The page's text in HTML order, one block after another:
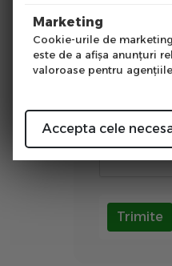
Prin
GDPR
Sunt de
Trimite
Marketing
Cookie-urile de
este de a afişa anunţuri
valoroase pentru
Accepta cele